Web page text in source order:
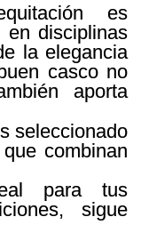
es
en disciplinas
la elegancia
casco no
aporta
seleccionado
combinan
para tus
sigue